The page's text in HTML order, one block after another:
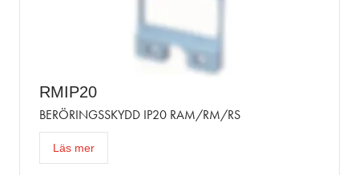
RMIP20
BERÖRINGSSKYDD IP20 RAM/RM/RS
Läs mer